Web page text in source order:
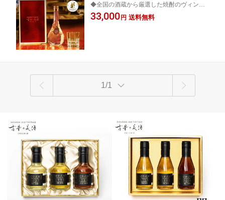
ティーシリーズ 古昔の美酒 1984』 / 父
の日 ギフト お中元 御中元 プレゼント
◆全国の酒蔵から厳選した焼酎のヴィンテ
ージ古酒ブランド◆高級 最高級 お酒 焼酎
麦焼酎 ギフト プレゼント お父さん 父 義父
33,000 円 送料無料
1/1